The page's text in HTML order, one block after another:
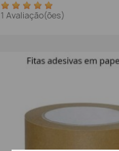
1 Avaliação(ões)